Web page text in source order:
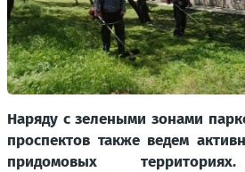
Наряду с зелеными зонами
проспектов также ведем
придомовых территориях.